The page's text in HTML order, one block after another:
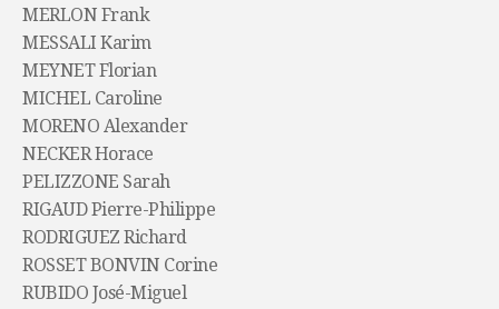
MERLON Frank
MESSALI Karim
MEYNET Florian
MICHEL Caroline
MORENO Alexander
NECKER Horace
PELIZZONE Sarah
RIGAUD Pierre-Philippe
RODRIGUEZ Richard
ROSSET BONVIN Corine
RUBIDO José-Miguel